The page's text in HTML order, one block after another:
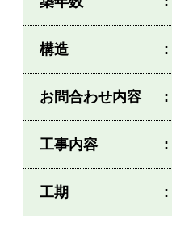
構造
お問合わせ内容
工事内容
工期